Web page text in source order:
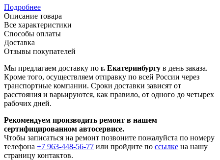
Подробнее
Описание товара
Все характеристики
Способы оплаты
Доставка
Отзывы покупателей
Мы предлагаем доставку по г. Екатеринбургу в день заказа.
Кроме того, осуществляем отправку по всей России через
транспортные компании. Сроки доставки зависят от
расстояния и варьируются, как правило, от одного до четырех
рабочих дней.
Рекомендуем производить ремонт в нашем
сертифицированном автосервисе.
Чтобы записаться на ремонт позвоните пожалуйста по номеру
телефона +7 963-448-56-77 или пройдите по ссылке на нашу
страницу контактов.